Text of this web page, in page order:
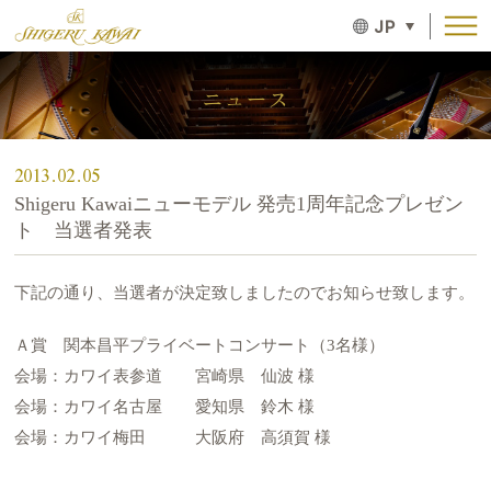
JP
ニュース
2013.02.05
Shigeru Kawaiニューモデル 発売1周年記念プレゼン
ト 当選者発表
下記の通り、当選者が決定致しましたのでお知らせ致します。
Ａ賞 関本昌平プライベートコンサート（3名様）
会場：カワイ表参道 宮崎県 仙波 様
会場：カワイ名古屋 愛知県 鈴木 様
会場：カワイ梅田 大阪府 高須賀 様